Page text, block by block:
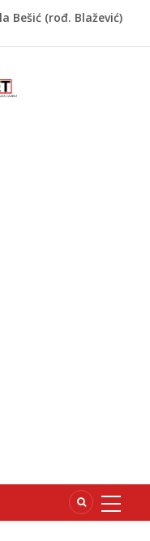
Bešić (rođ. Blažević)
(Refik) ŠEFIK
zasad za, a koje
izborima: Srbija i